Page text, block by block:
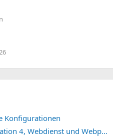
Konfigurationen
Synology DSM 7.2/7.3, Web Station 4, Webdienst und Webportal erstellen (ehemals vHost)